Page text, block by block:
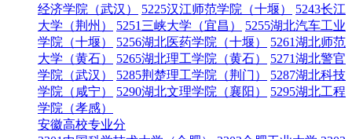
经济学院（武汉）
5225汉江师范学院（十堰）
5243长江
大学（荆州）
5251三峡大学（宜昌）
5255湖北汽车工业
学院（十堰）
5256湖北医药学院（十堰）
5261湖北师范
大学（黄石）
5265湖北理工学院（黄石）
5271湖北警官
学院（武汉）
5285荆楚理工学院（荆门）
5287湖北科技
学院（咸宁）
5290湖北文理学院（襄阳）
5295湖北工程
学院（孝感）
安徽高校专业分